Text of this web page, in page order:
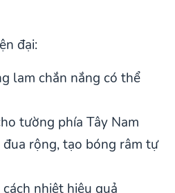
đại:
lam chắn nắng có thể
tường phía Tây Nam
rộng, tạo bóng râm tự
nhiệt hiệu quả